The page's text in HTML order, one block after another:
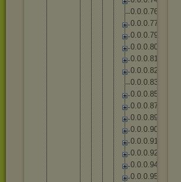
0.0.0.76
0.0.0.77
0.0.0.79
0.0.0.80
0.0.0.81
0.0.0.82
0.0.0.83
0.0.0.85
0.0.0.87
0.0.0.89
0.0.0.90
0.0.0.91
0.0.0.92
0.0.0.94
0.0.0.95